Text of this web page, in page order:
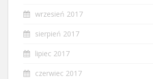
wrzesień 2017
sierpień 2017
lipiec 2017
czerwiec 2017